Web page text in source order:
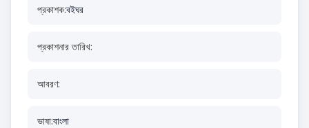
প্রকাশক:বইঘর
প্রকাশনার তারিখ:
আবরণ:
ভাষা:বাংলা